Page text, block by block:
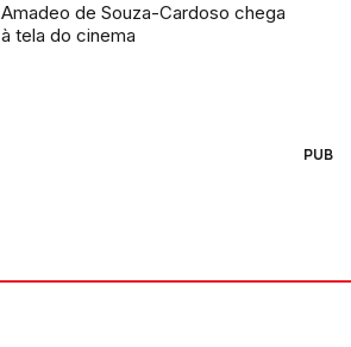
Amadeo de Souza-Cardoso chega
à tela do cinema
PUB